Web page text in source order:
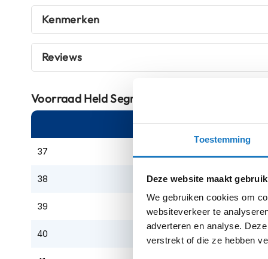
Toestemming
Deze website maakt
We gebruiken cookies om
websiteverkeer te
adverteren en analyse.
verstrekt of die ze hebben
Crosshelmen
Fietshelmen
Helm
accessoires
Vizieren
Pinlocks
Tear-
Crossbrillen
houder
Maar daar blijft het niet bij, bij de
scheen en enkelbescherming. Een van de meest
enorm sterk. De zool van de laars uitgevoerd met een
ontwikkeld dat het in de meest slechte omstandigheden
Kenmerken
Reviews
Voorraad Held Segrino GTX Gore-Tex®
Online
37
38
39
40